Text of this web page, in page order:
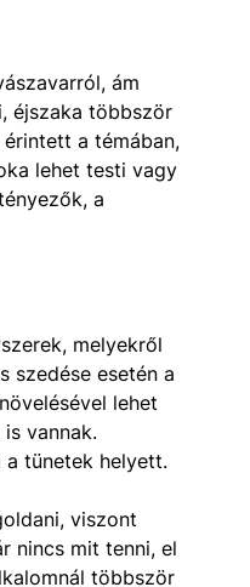
ám
éjszaka többször
a témában,
lehet testi vagy
a
melyekről
szedése esetén a
lehet
vannak.
tünetek helyett.
viszont
nincs mit tenni, el
többször